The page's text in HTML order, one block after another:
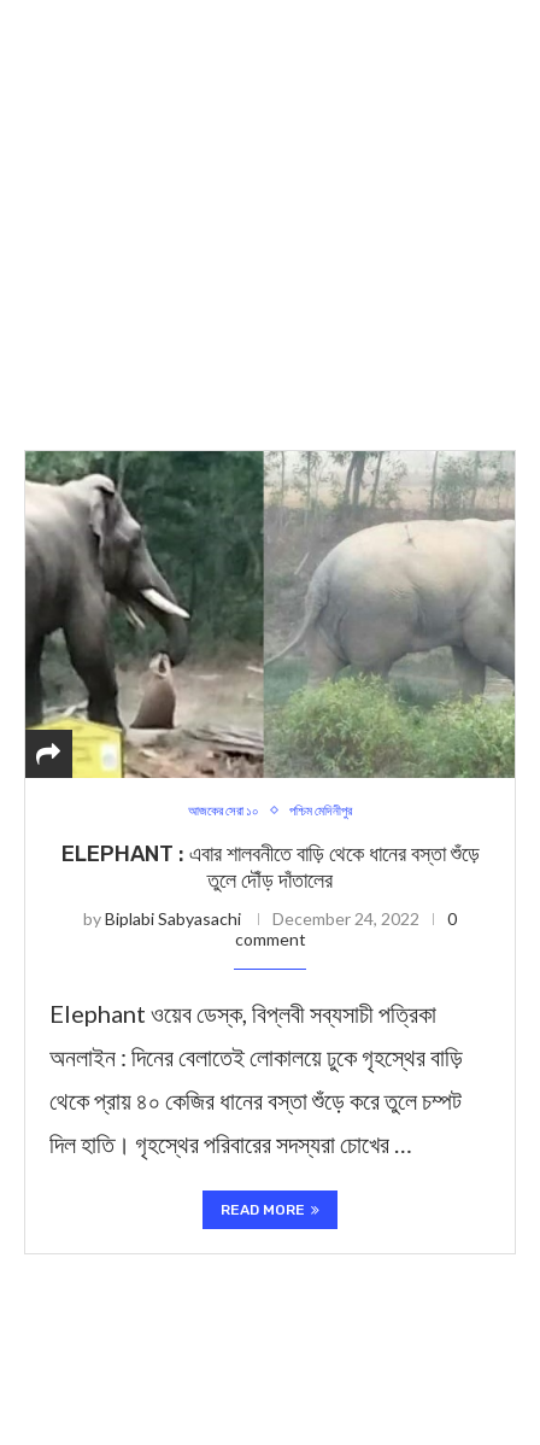
আজকের সেরা ১০ পশ্চিম মেদিনীপুর
ELEPHANT : এবার শালবনীতে বাড়ি থেকে ধানের বস্তা শুঁড়ে
তুলে দৌঁড় দাঁতালের
byBiplabi Sabyasachi December 24, 2022
0
comment
Elephant ওয়েব ডেস্ক, বিপ্লবী সব্যসাচী পত্রিকা
অনলাইন : দিনের বেলাতেই লোকালয়ে ঢুকে গৃহস্থের বাড়ি
থেকে প্রায় ৪০ কেজির ধানের বস্তা শুঁড়ে করে তুলে চম্পট
দিল হাতি। গৃহস্থের পরিবারের সদস্যরা চোখের …
READ MORE